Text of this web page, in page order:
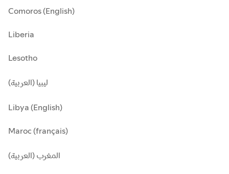
Comoros (English)
Liberia
Lesotho
ليبيا (العربية)
Libya (English)
Maroc (français)
المغرب (العربية)